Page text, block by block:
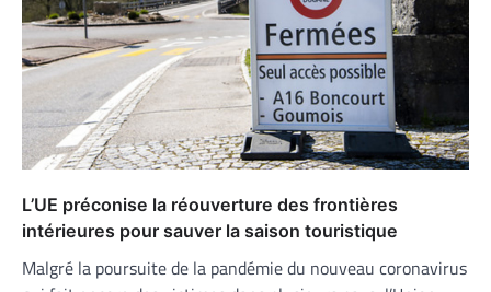
L’UE préconise la réouverture des frontières
intérieures pour sauver la saison touristique
Malgré la poursuite de la pandémie du nouveau coronavirus